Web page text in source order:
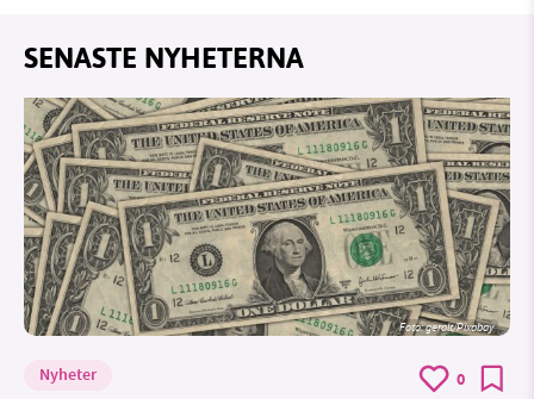
SENASTE NYHETERNA
Foto:geralt/Pixabay
Nyheter 0